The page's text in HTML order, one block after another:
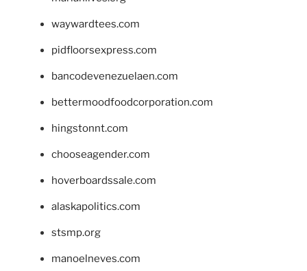
waywardtees.com
pidfloorsexpress.com
bancodevenezuelaen.com
bettermoodfoodcorporation.com
hingstonnt.com
chooseagender.com
hoverboardssale.com
alaskapolitics.com
stsmp.org
manoelneves.com